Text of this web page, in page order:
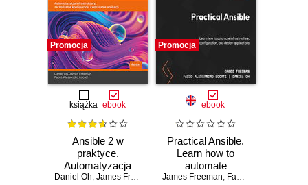
Promocja
książka ebook
Ansible 2 w
praktyce.
Automatyzacja
infrastruktury,
Daniel Oh, James Freeman Fabio Alessandro Locati
Promocja
ebook
Practical Ansible.
Learn how to
automate
infrastructure,
James Freeman, Fabio Alessandro Locati